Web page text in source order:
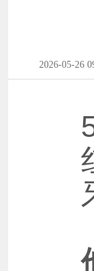
2026-05-26